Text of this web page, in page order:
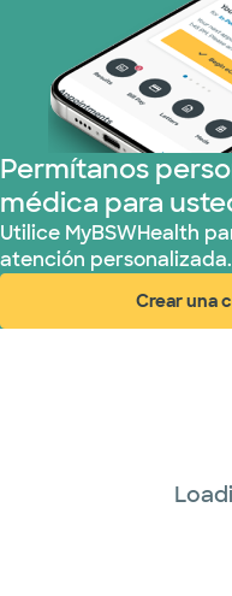
Permítanos
médica para
Utilice MyBSWHealth
atención personalizada.
Crear una